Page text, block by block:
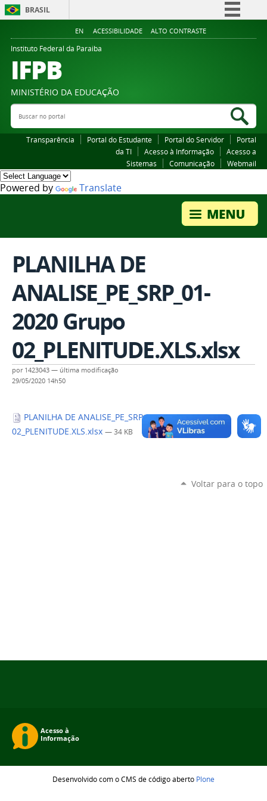
BRASIL
Simplifique!
Legislação
EN ACESSIBILIDADE ALTO CONTRASTE
Instituto Federal da Paraiba
IFPB
MINISTÉRIO DA EDUCAÇÃO
Buscar no portal
Transparência Portal do Estudante Portal do Servidor
Portal
da TI
Acesso à Informação
Acesso a
Sistemas
Comunicação Webmail
Powered by Translate
PLANILHA DE
ANALISE_PE_SRP_01-
2020 Grupo
02_PLENITUDE.XLS.xlsx
por 1423043 — última modificação
29/05/2020 14h50
PLANILHA DE ANALISE_PE_SRP_01-2020 Grupo
02_PLENITUDE.XLS.xlsx — 34 KB
Voltar para o topo
Desenvolvido com o CMS de código aberto Plone